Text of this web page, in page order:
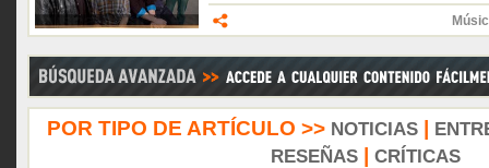
POR TIPO DE ARTÍCULO >> NOTICIAS|
RESEÑAS| CRÍTICAS